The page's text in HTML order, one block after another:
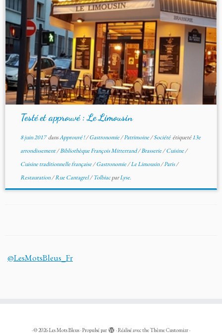
Testé et approuvé : Le Limousin
8 juin 2017dansApprouvé !/Gastronomie/Patrimoine/Société étiqueté13e
arrondissement/Bibliothèque François Mitterrand/Brasserie/Cuisine/
Cuisine traditionnelle française/Gastronomie/Le Limousin/Paris/
Restauration/Rue Cantagrel/TolbiacparLyse.
@LesMotsBleus_Fr
·© 2026Les Mots Bleus·Propulsé par ·Réalisé avec theThème Customizr·